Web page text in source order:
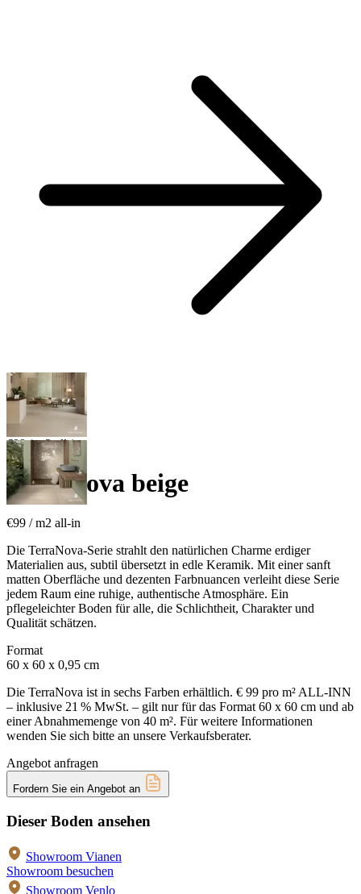
€99 / m2 all-in
TerraNova beige
€99 / m2 all-in
Die TerraNova-Serie strahlt den natürlichen Charme erdiger
Materialien aus, subtil übersetzt in edle Keramik. Mit einer sanft
matten Oberfläche und dezenten Farbnuancen verleiht diese Serie
jedem Raum eine ruhige, authentische Atmosphäre. Ein
pflegeleichter Boden für alle, die Schlichtheit, Charakter und
Qualität schätzen.
Format
60 x 60 x 0,95 cm
Die TerraNova ist in sechs Farben erhältlich. € 99 pro m² ALL-INN
– inklusive 21 % MwSt. – gilt nur für das Format 60 x 60 cm und ab
einer Abnahmemenge von 40 m². Für weitere Informationen
wenden Sie sich bitte an unsere Verkaufsberater.
Angebot anfragen
Fordern Sie ein Angebot an
Dieser Boden ansehen
Showroom Vianen
Showroom besuchen
Showroom Venlo